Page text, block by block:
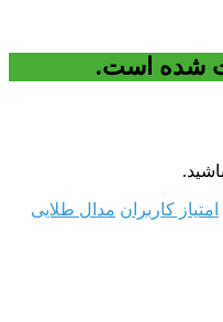
شده است.
باشید.
امتیاز کاربران مدال طلایی